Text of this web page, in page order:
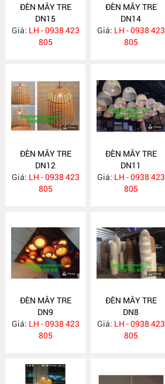
ĐÈN MÂY TRE
DN15
Giá: LH - 0938 423
805
ĐÈN MÂY TRE
DN14
Giá: LH - 0938 423
805
ĐÈN MÂY TRE
DN12
Giá: LH - 0938 423
805
ĐÈN MÂY TRE
DN11
Giá: LH - 0938 423
805
ĐÈN MÂY TRE
DN9
Giá: LH - 0938 423
805
ĐÈN MÂY TRE
DN8
Giá: LH - 0938 423
805